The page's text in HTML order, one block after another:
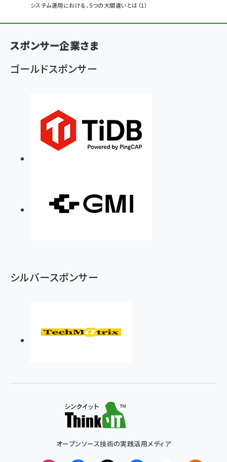
く
ず
システム運用における、5つの大間違いとは（1）
スポンサー企業さま
ゴールドスポンサー
シルバースポンサー
オープンソース技術の実践活用メディア